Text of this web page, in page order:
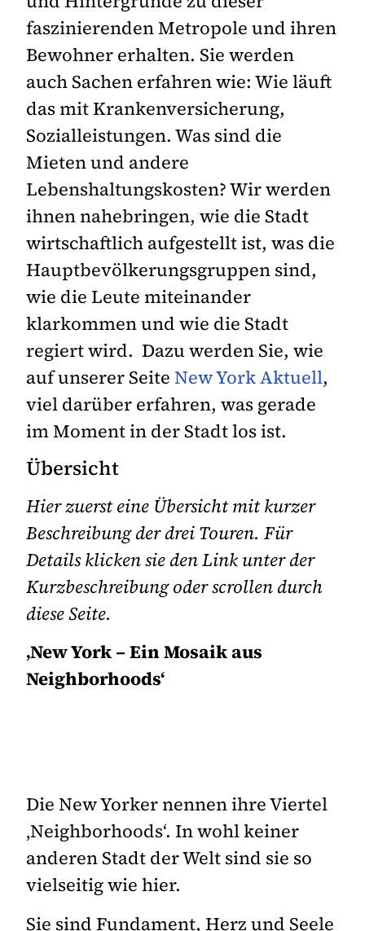
faszinierenden Metropole und ihren
Bewohner erhalten. Sie werden
auch Sachen erfahren wie: Wie läuft
das mit Krankenversicherung,
Sozialleistungen. Was sind die
Mieten und andere
Lebenshaltungskosten? Wir werden
ihnen nahebringen, wie die Stadt
wirtschaftlich aufgestellt ist, was die
Hauptbevölkerungsgruppen sind,
wie die Leute miteinander
klarkommen und wie die Stadt
regiert wird. Dazu werden Sie, wie
auf unserer Seite New York Aktuell,
viel darüber erfahren, was gerade
im Moment in der Stadt los ist.
Übersicht
Hier zuerst eine Übersicht mit kurzer
Beschreibung der drei Touren. Für
Details klicken sie den Link unter der
Kurzbeschreibung oder scrollen durch
diese Seite.
‚New York – Ein Mosaik aus
Neighborhoods‘
Die New Yorker nennen ihre Viertel
‚Neighborhoods‘. In wohl keiner
anderen Stadt der Welt sind sie so
vielseitig wie hier.
Sie sind Fundament, Herz und Seele